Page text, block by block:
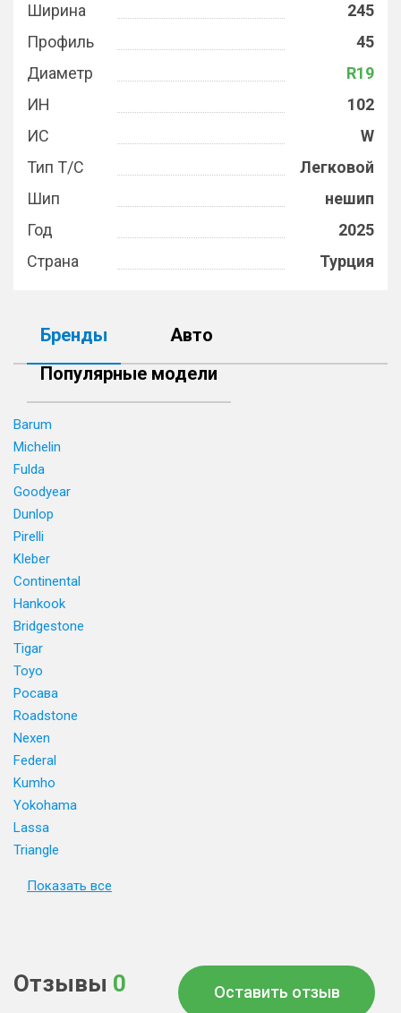
Ширина
245
Профиль
45
Диаметр
R19
ИН
102
ИС
W
Тип Т/С
Легковой
Шип
нешип
Год
2025
Страна
Турция
Бренды
Авто
Популярные модели
Barum
Michelin
Fulda
Goodyear
Dunlop
Pirelli
Kleber
Continental
Hankook
Bridgestone
Tigar
Toyo
Росава
Roadstone
Nexen
Federal
Kumho
Yokohama
Lassa
Triangle
Показать все
Отзывы 0 Оставить отзыв